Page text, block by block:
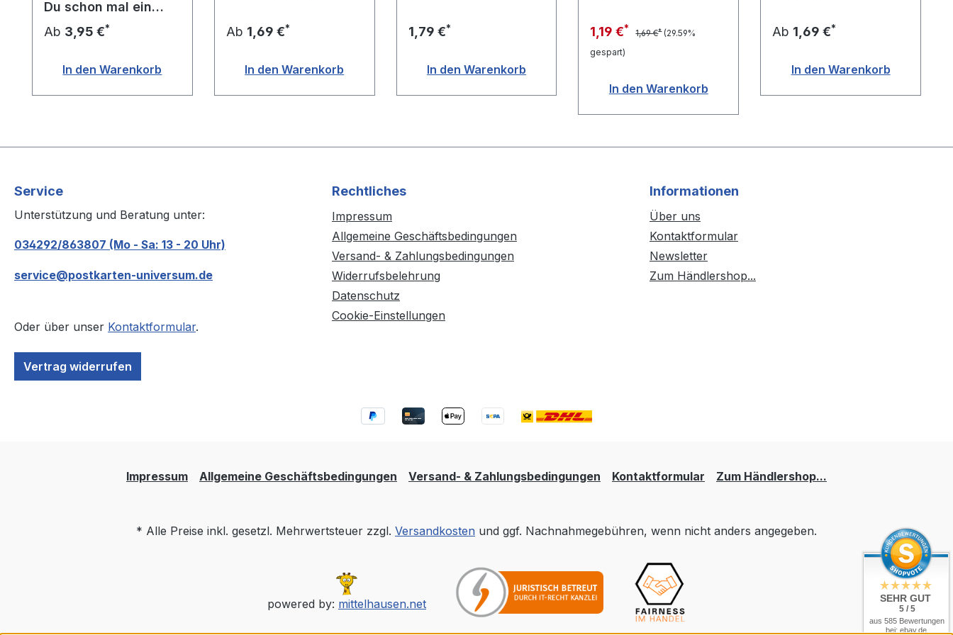
Du schon mal ein
Stück Holz im ...?
Ab 3,95 €*
In den Warenkorb
Ab 1,69 €*
In den Warenkorb
1,79 €*
In den Warenkorb
1,19 €* 1,69 €* (29.59%
gespart)
In den Warenkorb
Ab 1,69 €*
In den Warenkorb
Service
Unterstützung und Beratung unter:
034292/863807 (Mo - Sa: 13 - 20 Uhr)
service@postkarten-universum.de
Oder über unser Kontaktformular.
Vertrag widerrufen
Rechtliches
Impressum
Allgemeine Geschäftsbedingungen
Versand- & Zahlungsbedingungen
Widerrufsbelehrung
Datenschutz
Cookie-Einstellungen
Informationen
Über uns
Kontaktformular
Newsletter
Zum Händlershop...
Impressum Allgemeine Geschäftsbedingungen Versand- & Zahlungsbedingungen Kontaktformular Zum Händlershop...
* Alle Preise inkl. gesetzl. Mehrwertsteuer zzgl. Versandkosten und ggf. Nachnahmegebühren, wenn nicht anders angegeben.
powered by: mittelhausen.net SEHR GUT
5 / 5
aus 585 Bewertungen
bei: ebay.de,